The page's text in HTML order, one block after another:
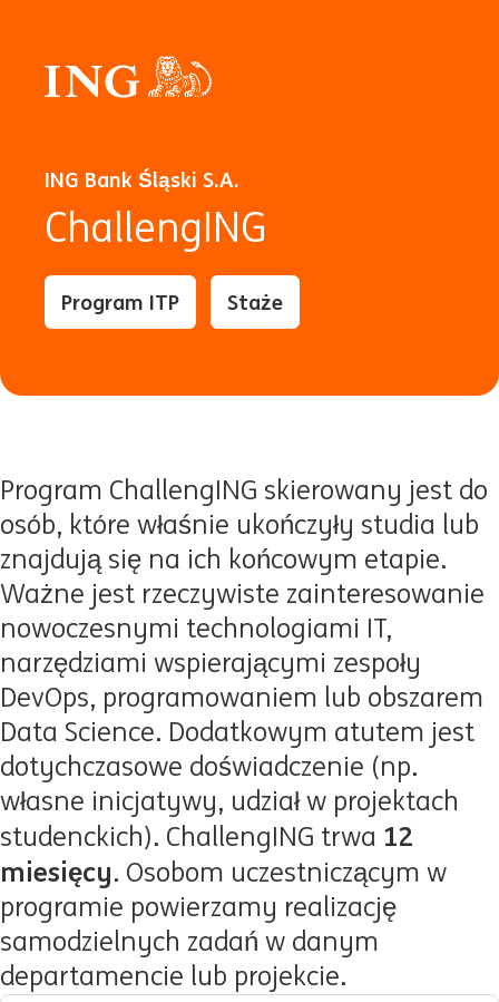
ING Bank Śląski S.A.
ChallengING
Program ITP Staże
Program ChallengING skierowany jest do
osób, które właśnie ukończyły studia lub
znajdują się na ich końcowym etapie.
Ważne jest rzeczywiste zainteresowanie
nowoczesnymi technologiami IT,
narzędziami wspierającymi zespoły
DevOps, programowaniem lub obszarem
Data Science. Dodatkowym atutem jest
dotychczasowe doświadczenie (np.
własne inicjatywy, udział w projektach
studenckich). ChallengING trwa 12
miesięcy. Osobom uczestniczącym w
programie powierzamy realizację
samodzielnych zadań w danym
departamencie lub projekcie.